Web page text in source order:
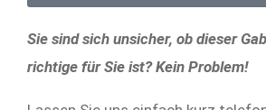
Sie sind sich unsicher, ob dieser
richtige für Sie ist? Kein Problem!